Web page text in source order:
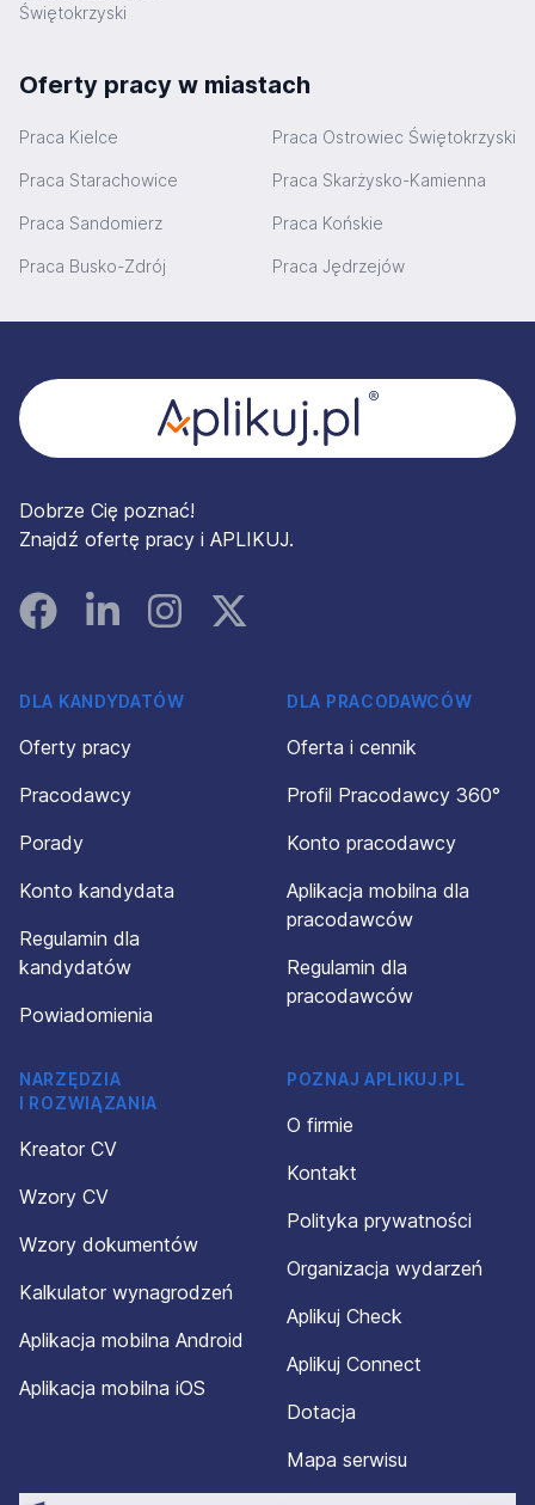
Świętokrzyski
Oferty pracy w miastach
Praca Kielce Praca Ostrowiec Świętokrzyski
Praca Starachowice Praca Skarżysko-Kamienna
Praca Sandomierz Praca Końskie
Praca Busko-Zdrój Praca Jędrzejów
Dobrze Cię poznać!
Znajdź ofertę pracy i APLIKUJ.
FacebookLinked InInstagramInstagram
DLA KANDYDATÓW
Oferty pracy
Pracodawcy
Porady
Konto kandydata
Regulamin dla
kandydatów
Powiadomienia
DLA PRACODAWCÓW
Oferta i cennik
Profil Pracodawcy 360°
Konto pracodawcy
Aplikacja mobilna dla
pracodawców
Regulamin dla
pracodawców
NARZĘDZIA
I ROZWIĄZANIA
Kreator CV
Wzory CV
Wzory dokumentów
Kalkulator wynagrodzeń
Aplikacja mobilna Android
Aplikacja mobilna iOS
POZNAJ APLIKUJ.PL
O firmie
Kontakt
Polityka prywatności
Organizacja wydarzeń
Aplikuj Check
Aplikuj Connect
Dotacja
Mapa serwisu